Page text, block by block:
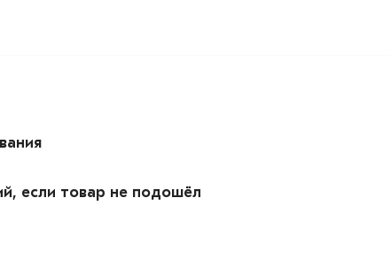
если товар не подошёл